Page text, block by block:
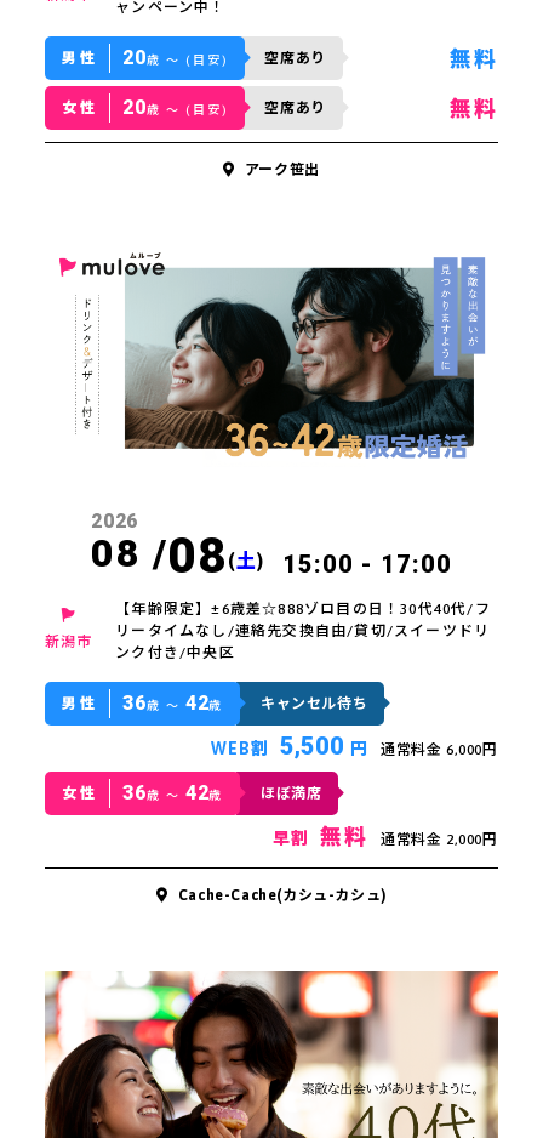
ャンペーン中！
男性 20歳 〜 (目安) 空席あり 無料
女性 20歳 〜 (目安) 空席あり 無料
アーク笹出
2026
08 /08 (土) 15:00 - 17:00
新潟市
【年齢限定】±6歳差☆888ゾロ目の日！30代40代/フ
リータイムなし/連絡先交換自由/貸切/スイーツドリ
ンク付き/中央区
男性 36歳 〜 42歳 キャンセル待ち
WEB割 5,500 円 通常料金 6,000円
女性 36歳 〜 42歳 ほぼ満席
早割 無料 通常料金 2,000円
Cache-Cache(カシュ-カシュ)